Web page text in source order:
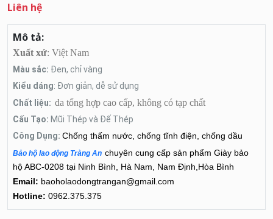
Liên hệ
Mô tả:
Xuất xứ: Việt Nam
Màu sắc: Đen, chỉ vàng
Kiểu dáng: Đơn giản, dễ sử dụng
Chất liệu: da tổng hợp cao cấp, không có tạp chất
Cấu Tạo: Mũi Thép và Đế Thép
Công Dụng: Chống thấm nước, chống tĩnh điện, chống dầu
Bảo hộ lao động Tràng An chuyên cung cấp sản phẩm Giày bảo
hộ ABC-0208 tại Ninh Bình, Hà Nam, Nam Định,Hòa Bình
Email: baoholaodongtrangan@gmail.com
Hotline: 0962.375.375